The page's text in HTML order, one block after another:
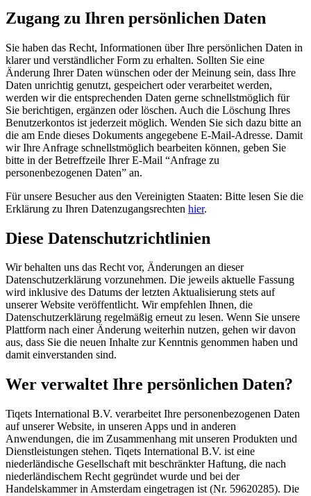
Zugang zu Ihren persönlichen Daten
Sie haben das Recht, Informationen über Ihre persönlichen Daten in
klarer und verständlicher Form zu erhalten. Sollten Sie eine
Änderung Ihrer Daten wünschen oder der Meinung sein, dass Ihre
Daten unrichtig genutzt, gespeichert oder verarbeitet werden,
werden wir die entsprechenden Daten gerne schnellstmöglich für
Sie berichtigen, ergänzen oder löschen. Auch die Löschung Ihres
Benutzerkontos ist jederzeit möglich. Wenden Sie sich dazu bitte an
die am Ende dieses Dokuments angegebene E-Mail-Adresse. Damit
wir Ihre Anfrage schnellstmöglich bearbeiten können, geben Sie
bitte in der Betreffzeile Ihrer E-Mail “Anfrage zu
personenbezogenen Daten” an.
Für unsere Besucher aus den Vereinigten Staaten: Bitte lesen Sie die
Erklärung zu Ihren Datenzugangsrechten hier.
Diese Datenschutzrichtlinien
Wir behalten uns das Recht vor, Änderungen an dieser
Datenschutzerklärung vorzunehmen. Die jeweils aktuelle Fassung
wird inklusive des Datums der letzten Aktualisierung stets auf
unserer Website veröffentlicht. Wir empfehlen Ihnen, die
Datenschutzerklärung regelmäßig erneut zu lesen. Wenn Sie unsere
Plattform nach einer Änderung weiterhin nutzen, gehen wir davon
aus, dass Sie die neuen Inhalte zur Kenntnis genommen haben und
damit einverstanden sind.
Wer verwaltet Ihre persönlichen Daten?
Tiqets International B.V. verarbeitet Ihre personenbezogenen Daten
auf unserer Website, in unseren Apps und in anderen
Anwendungen, die im Zusammenhang mit unseren Produkten und
Dienstleistungen stehen. Tiqets International B.V. ist eine
niederländische Gesellschaft mit beschränkter Haftung, die nach
niederländischem Recht gegründet wurde und bei der
Handelskammer in Amsterdam eingetragen ist (Nr. 59620285). Die